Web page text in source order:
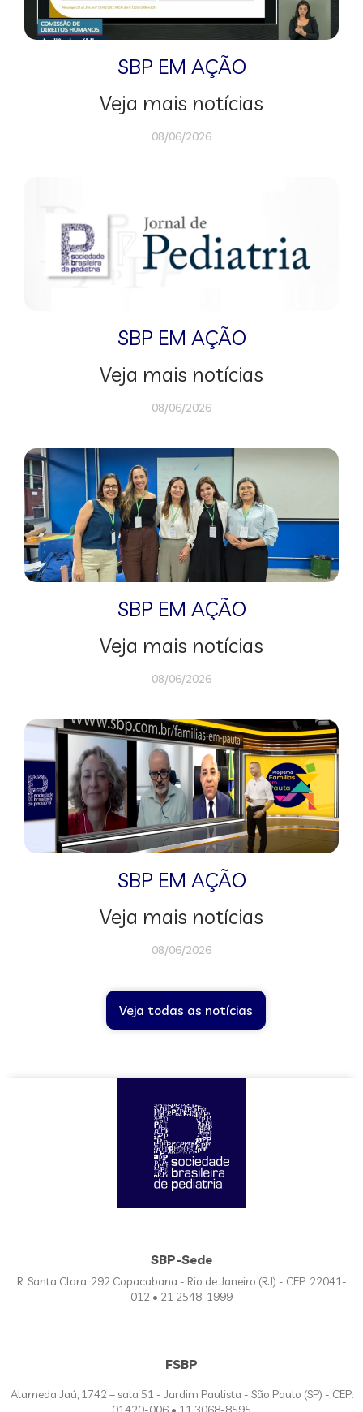
SBP EM AÇÃO
Veja mais notícias
08/06/2026
SBP EM AÇÃO
Veja mais notícias
08/06/2026
SBP EM AÇÃO
Veja mais notícias
08/06/2026
SBP EM AÇÃO
Veja mais notícias
08/06/2026
Veja todas as notícias
SBP-Sede
R. Santa Clara, 292 Copacabana - Rio de Janeiro (RJ) - CEP: 22041-
012 • 21 2548-1999
FSBP
Alameda Jaú, 1742 – sala 51 - Jardim Paulista - São Paulo (SP) - CEP: